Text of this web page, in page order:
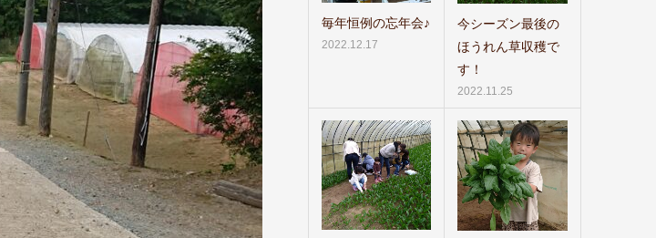
毎年恒例の忘年会♪
2022.12.17
今シーズン最後の
ほうれん草収穫で
す！
2022.11.25